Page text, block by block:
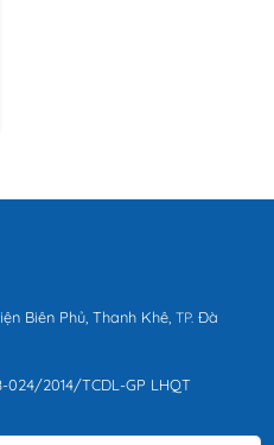
Biên Phủ, Thanh Khê, TP. Đà
024/2014/TCDL-GP LHQT